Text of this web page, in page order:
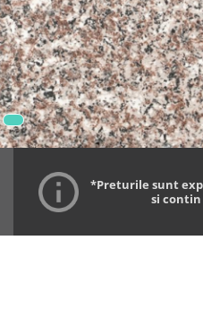
*Preturile sunt
si contin